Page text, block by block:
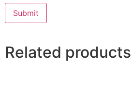
Related products